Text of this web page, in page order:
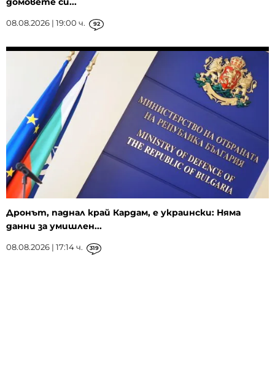
08.08.2026 | 19:00 ч. 92
Дронът, паднал край Кардам, е украински: Няма
данни за умишлен...
08.08.2026 | 17:14 ч. 319